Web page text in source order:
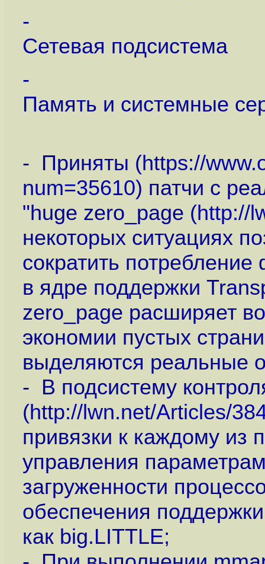
-
Сетевая подсистема
-
Память и системные
- Приняты (https://
num=35610) патчи с
"huge zero_page (http://
некоторых ситуациях
сократить
в ядре поддержки
zero_page расширяет
экономии пустых
выделяются реальные
- В подсистему
(http://lwn.net/Articles/
привязки к каждому из
управления
загруженности
обеспечения
как big.LITTLE;